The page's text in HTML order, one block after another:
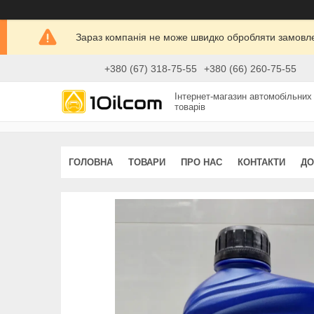
Зараз компанія не може швидко обробляти
+380 (67) 318-75-55 +380 (66) 260-75-55
Інтернет-магазин автомобільних
товарів
ГОЛОВНА ТОВАРИ ПРО НАС КОНТАКТИ